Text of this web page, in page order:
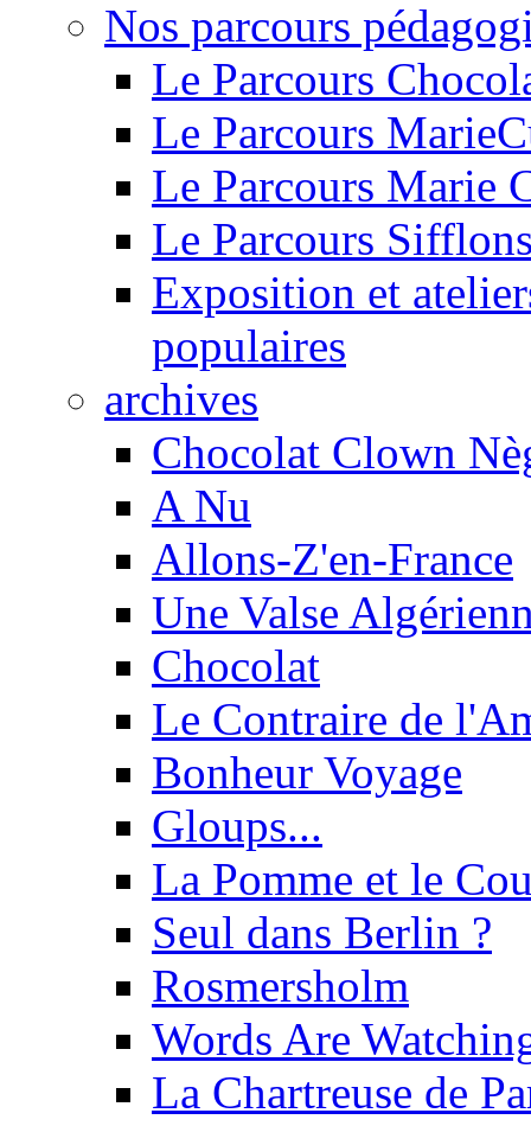
Nos parcours
Le Parcours
Le Parcours
Le Parcours Marie
Le Parcours
Exposition et
populaires
archives
Chocolat Clown
A Nu
Allons-Z'en-France
Une Valse
Chocolat
Le Contraire de
Bonheur Voyage
Gloups...
La Pomme et le
Seul dans Berlin ?
Rosmersholm
Words Are
La Chartreuse de